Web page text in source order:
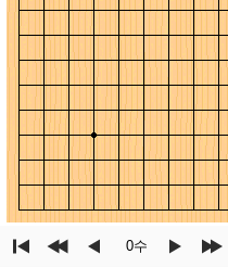
0수